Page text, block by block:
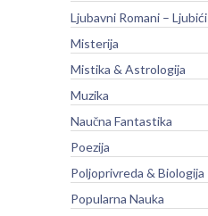
Ljubavni Romani – Ljubići
Misterija
Mistika & Astrologija
Muzika
Naučna Fantastika
Poezija
Poljoprivreda & Biologija
Popularna Nauka